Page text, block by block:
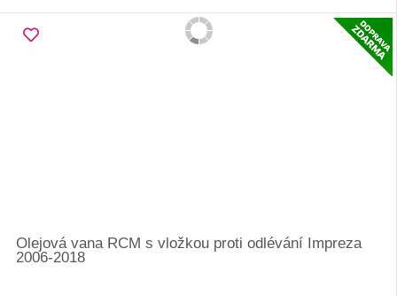
Olejová vana RCM s vložkou proti odlévání Impreza
2006-2018